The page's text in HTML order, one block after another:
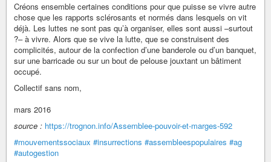
Créons ensemble certaines conditions pour que puisse se vivre autre
chose que les rapports sclérosants et normés dans lesquels on vit
déjà. Les luttes ne sont pas qu’à organiser, elles sont aussi –surtout
?– à vivre. Alors que se vive la lutte, que se construisent des
complicités, autour de la confection d’une banderole ou d’un banquet,
sur une barricade ou sur un bout de pelouse jouxtant un bâtiment
occupé.
Collectif sans nom,
mars 2016
source : https://trognon.info/Assemblee-pouvoir-et-marges-592
#mouvementssociaux #insurrections #assembleespopulaires #ag
#autogestion